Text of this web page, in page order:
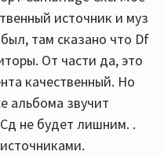
источник и муз
там сказано что Df
От части да, это
качественный. Но
альбома звучит
не будет лишним. .